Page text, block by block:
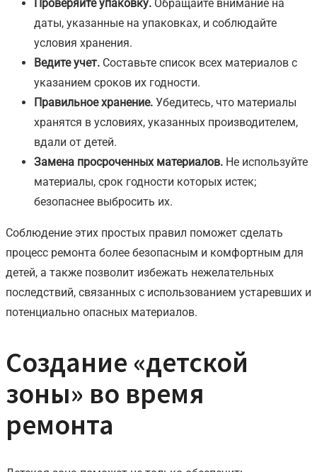
Проверяйте упаковку. Обращайте внимание на
даты, указанные на упаковках, и соблюдайте
условия хранения.
Ведите учет. Составьте список всех материалов с
указанием сроков их годности.
Правильное хранение. Убедитесь, что материалы
хранятся в условиях, указанных производителем,
вдали от детей.
Замена просроченных материалов. Не используйте
материалы, срок годности которых истек;
безопаснее выбросить их.
Соблюдение этих простых правил поможет сделать
процесс ремонта более безопасным и комфортным для
детей, а также позволит избежать нежелательных
последствий, связанных с использованием устаревших и
потенциально опасных материалов.
Создание «детской
зоны» во время
ремонта